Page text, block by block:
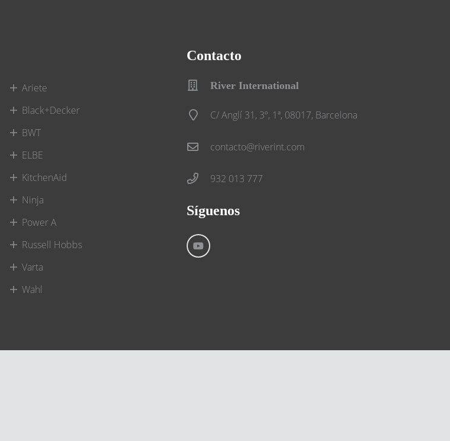
Ariete
Black+Decker
BWT
ELBE
KitchenAid
Ninja
Power A
Russell Hobbs
Varta
Wahl
Contacto
River International
C/ Anglí 31, 3º, 1ª, 08017, Barcelona
contacto@riverint.com
932 013 777
Síguenos